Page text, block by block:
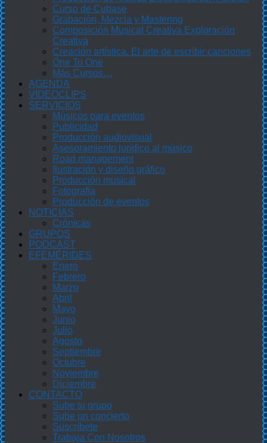
Curso de Cubase
Grabación, Mezcla y Mastering
Composición Musical Creativa Exploración
Creativa
Creación artística. El arte de escribir canciones
One To One
Más Cursos…
AGENDA
VIDEOCLIPS
SERVICIOS
Músicos para eventos
Publicidad
Producción audiovisual
Asesoramiento jurídico al músico
Road management
Ilustración y diseño gráfico
Producción musical
Fotografía
Producción de eventos
NOTICIAS
Crónicas
GRUPOS
PODCAST
EFEMÉRIDES
Enero
Febrero
Marzo
Abril
Mayo
Junio
Julio
Agosto
Septiembre
Octubre
Noviembre
Diciembre
CONTACTO
Sube tu grupo
Sube un concierto
Suscríbete
Trabaja Con Nosotros